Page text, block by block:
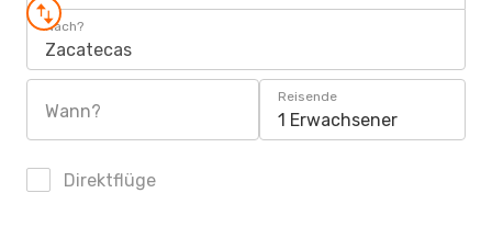
Nach?
Zacatecas
Wann?
Reisende
1 Erwachsener
Direktflüge